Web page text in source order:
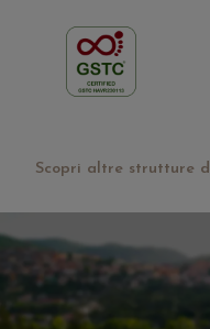
Scopri altre strutture